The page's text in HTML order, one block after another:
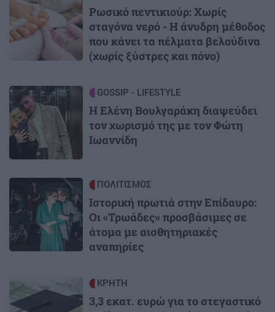
Ρωσικό πεντικιούρ: Χωρίς
σταγόνα νερό - Η άνυδρη μέθοδος
που κάνει τα πέλματα βελούδινα
(χωρίς ξύστρες και πόνο)
Image GOSSIP - LIFESTYLE
Η Ελένη Βουλγαράκη διαψεύδει
τον χωρισμό της με τον Φώτη
Ιωαννίδη
Image ΠΟΛΙΤΙΣΜΟΣ
Ιστορική πρωτιά στην Επίδαυρο:
Οι «Τρωάδες» προσβάσιμες σε
άτομα με αισθητηριακές
αναπηρίες
Image ΚΡΗΤΗ
3,3 εκατ. ευρώ για το στεγαστικό